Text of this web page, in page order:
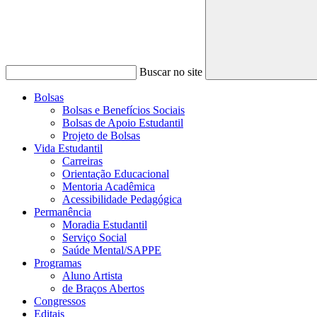
Buscar no site
Bolsas
Bolsas e Benefícios Sociais
Bolsas de Apoio Estudantil
Projeto de Bolsas
Vida Estudantil
Carreiras
Orientação Educacional
Mentoria Acadêmica
Acessibilidade Pedagógica
Permanência
Moradia Estudantil
Serviço Social
Saúde Mental/SAPPE
Programas
Aluno Artista
de Braços Abertos
Congressos
Editais